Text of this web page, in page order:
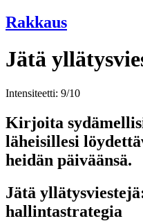
Rakkaus
Jätä
Intensiteetti: 9/10
Kirjoita
läheisillesi
heidän päiväänsä.
Jätä
hallintastrategia